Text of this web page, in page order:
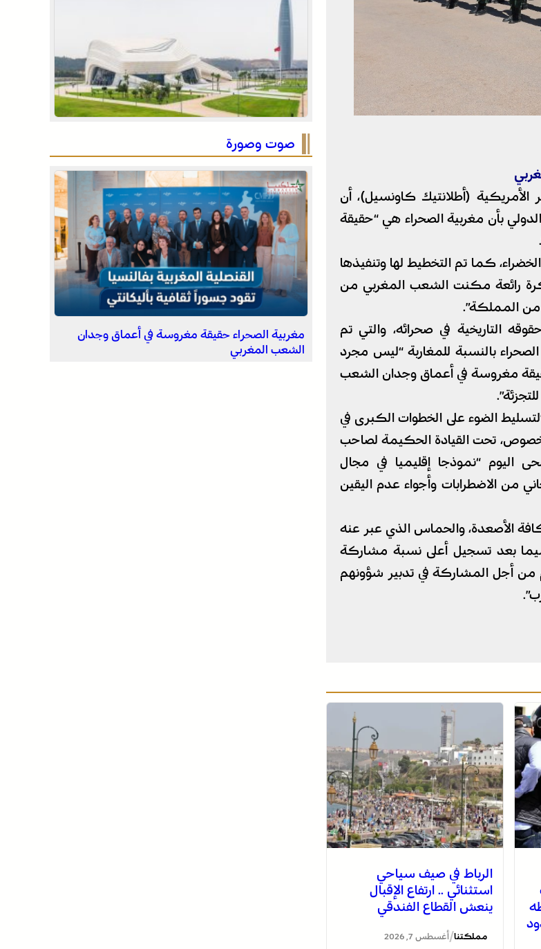
الأمريكية (أطلانتيك كاونسيل)، أن
الدولي بأن مغربية الصحراء هي “حقيقة
كما تم التخطيط لها وتنفيذها
رائعة مكنت الشعب المغربي من
من المملكة”.
التاريخية في صحرائه، والتي تم
بالنسبة للمغاربة “ليس مجرد
مغروسة في أعماق وجدان الشعب
“لتسليط الضوء على الخطوات الكبرى في
تحت القيادة الحكيمة لصاحب
اليوم “نموذجا إقليميا في مجال
من الاضطرابات وأجواء عدم اليقين
كافة الأصعدة، والحماس الذي عبر عنه
بعد تسجيل أعلى نسبة مشاركة
من أجل المشاركة في تدبير شؤونهم
الرباط في صيف سياحي
استثنائي .. ارتفاع الإقبال
ينعش القطاع الفندقي
مملكتنا/ أغسطس 7, 2026
“الأنتربول” للاشتباه في ارتباطه بشبكة إجرامية عابرة
الرباط في صيف سياحي استثنائي .. ارتفاع الإقبال ينعش
القطاع الفندقي
التفاصيل الكاملة لاقتحام ولي العهد مياه سبتة المحتلة
على لسان الهدهد !
صوت وصورة
مغربية الصحراء حقيقة مغروسة في أعماق وجدان
الشعب المغربي